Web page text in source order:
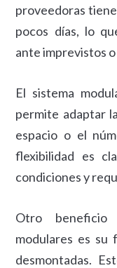
proveedoras
pocos días, lo
ante imprevistos
El sistema
permite adaptar
espacio o el
flexibilidad es
condiciones y
Otro beneficio
modulares es su
desmontadas.